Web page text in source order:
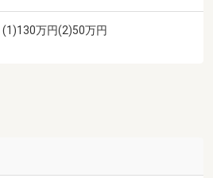
(1)130万円(2)50万円